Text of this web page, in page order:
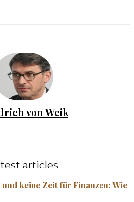
von Weik
articles
keine Zeit für Finanzen: Wie